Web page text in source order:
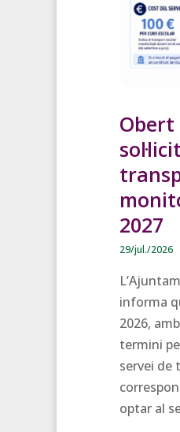
2027
29/jul./2026
informa
2026,
termini
servei de
optar al